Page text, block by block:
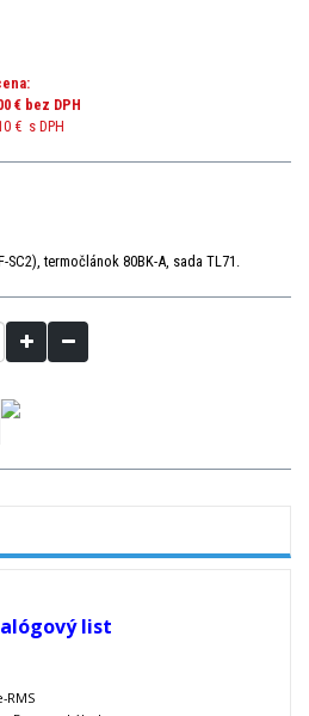
€ bez DPH
€ s DPH
SC2), termočlánok 80BK-A, sada TL71.
list
RMS